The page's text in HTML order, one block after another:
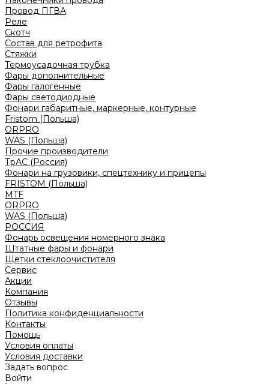
Провод ПГВА
Реле
Скотч
Состав для ретрофита
Стяжки
Термоусадочная трубка
Фары дополнительные
Фары галогенные
Фары светодиодные
Фонари габаритные, маркерные, контурные
Fristom (Польша)
ORPRO
WAS (Польша)
Прочие производители
ТрАС (Россия)
Фонари на грузовики, спецтехнику и прицепы
FRISTOM (Польша)
MTF
ORPRO
WAS (Польша)
РОССИЯ
Фонарь освещения номерного знака
Штатные фары и фонари
Щетки стеклоочистителя
Сервис
Акции
Компания
Отзывы
Политика конфиденциальности
Контакты
Помощь
Условия оплаты
Условия доставки
Задать вопрос
Войти